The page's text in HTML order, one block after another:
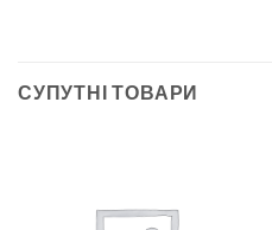
СУПУТНІ ТОВАРИ